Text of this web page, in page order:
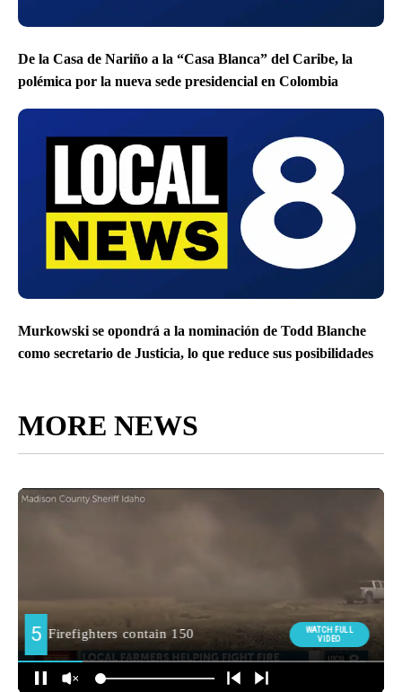
De la Casa de Nariño a la “Casa Blanca” del Caribe, la
polémica por la nueva sede presidencial en Colombia
Murkowski se opondrá a la nominación de Todd Blanche
como secretario de Justicia, lo que reduce sus posibilidades
MORE NEWS